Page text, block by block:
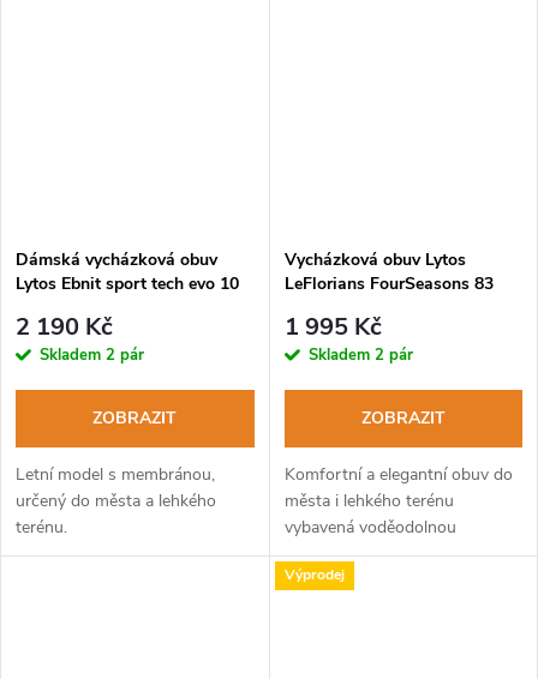
Dámská vycházková obuv
Lytos Ebnit sport tech evo 10
acquamarina
2 190 Kč
Skladem 2 pár
ZOBRAZIT
Letní model s membránou,
určený do města a lehkého
terénu.
Vycházková obuv Lytos
LeFlorians FourSeasons 83
1 995 Kč
Skladem 2 pár
ZOBRAZIT
Komfortní a elegantní obuv do
města i lehkého terénu
vybavená voděodolnou
membránou.
Výprodej